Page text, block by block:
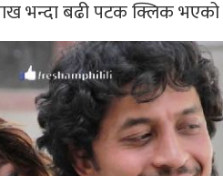
भन्दा बढी पटक क्लिक